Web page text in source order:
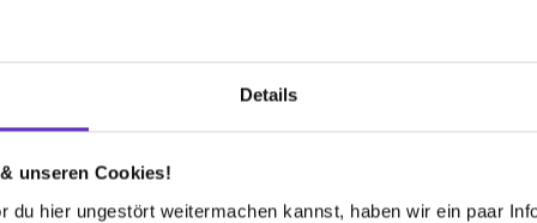
Details
unseren Cookies!
du hier ungestört weitermachen kannst, haben wir ein paar
Firmen-Lebenslauf Interviews FAQ
So bewirbst